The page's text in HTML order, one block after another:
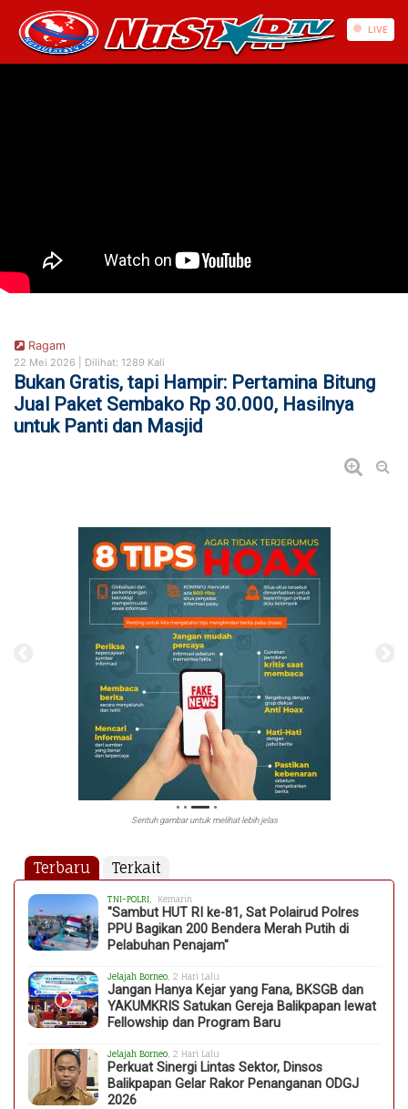
https://nusautaratv.com/
LIVE
Ragam
22 Mei 2026 | Dilihat: 1289 Kali
Bukan Gratis, tapi Hampir: Pertamina Bitung
Jual Paket Sembako Rp 30.000, Hasilnya
untuk Panti dan Masjid
Sentuh gambar untuk melihat lebih jelas
Terbaru Terkait
TNI-POLRI , Kemarin
"Sambut HUT RI ke-81, Sat Polairud Polres
PPU Bagikan 200 Bendera Merah Putih di
Pelabuhan Penajam"
Jelajah Borneo , 2 Hari Lalu
Jangan Hanya Kejar yang Fana, BKSGB dan
YAKUMKRIS Satukan Gereja Balikpapan lewat
Fellowship dan Program Baru
Jelajah Borneo , 2 Hari Lalu
Perkuat Sinergi Lintas Sektor, Dinsos
Balikpapan Gelar Rakor Penanganan ODGJ
2026